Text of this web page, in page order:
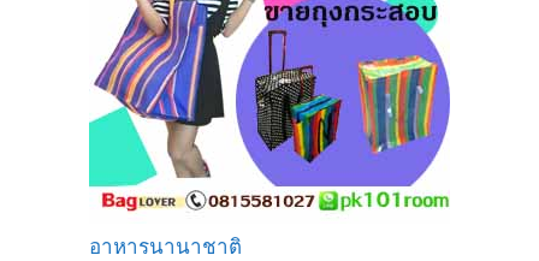
อาหารนานาชาติ